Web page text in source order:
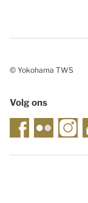
© Yokohama TWS
Volg ons